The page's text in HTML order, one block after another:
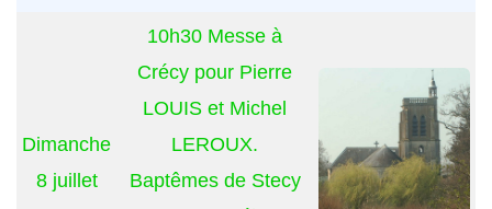
Dimanche
8 juillet
10h30 Messe à
Crécy pour Pierre
LOUIS et Michel
LEROUX.
Baptêmes de Stecy